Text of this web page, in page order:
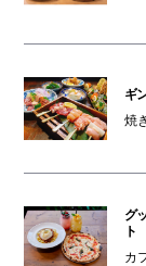
ギ
焼
グ
ト
カ